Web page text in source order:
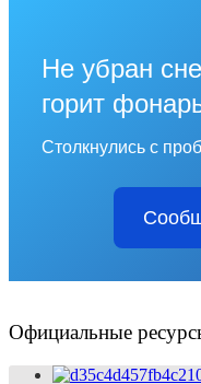
Не убран
горит
Столкнулись с
Официальные